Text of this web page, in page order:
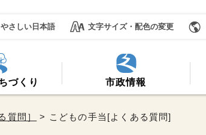
やさしい日本語 文字サイズ・配色の変更
づくり 市政情報
質問］ > こどもの手当[よくある質問]